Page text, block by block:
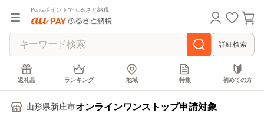
Pontaポイントでふるさと納税
詳細検索
返礼品 ランキング 地域 特集 初めての方
山形県新庄市オンラインワンストップ申請対象